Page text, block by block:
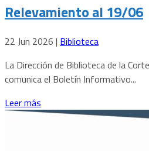
Relevamiento al 19/06
22 Jun 2026 | Biblioteca
La Dirección de Biblioteca de la
comunica el Boletín Informativo...
Leer más